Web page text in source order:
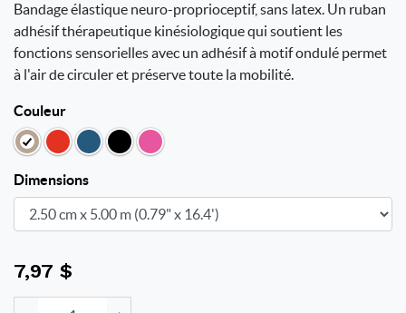
Bandage élastique neuro-proprioceptif, sans latex. Un ruban
adhésif thérapeutique kinésiologique qui soutient les
fonctions sensorielles avec un adhésif à motif ondulé permet
à l'air de circuler et préserve toute la mobilité.
Couleur
Dimensions
7,97 $